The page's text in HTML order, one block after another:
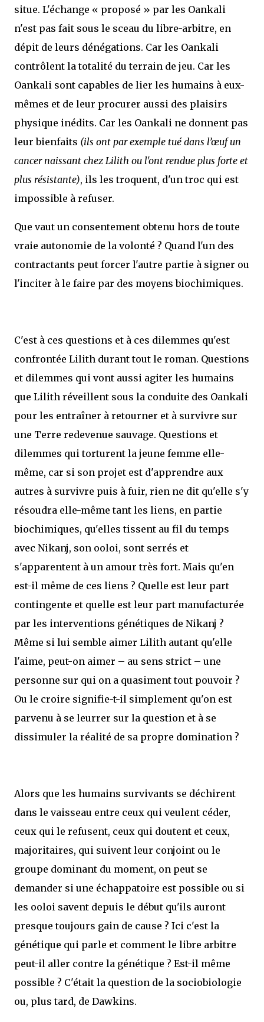
situe. L'échange « proposé » par les Oankali
n'est pas fait sous le sceau du libre-arbitre, en
dépit de leurs dénégations. Car les Oankali
contrôlent la totalité du terrain de jeu. Car les
Oankali sont capables de lier les humains à eux-
mêmes et de leur procurer aussi des plaisirs
physique inédits. Car les Oankali ne donnent pas
leur bienfaits (ils ont par exemple tué dans l’œuf un
cancer naissant chez Lilith ou l'ont rendue plus forte et
plus résistante), ils les troquent, d'un troc qui est
impossible à refuser.
Que vaut un consentement obtenu hors de toute
vraie autonomie de la volonté ? Quand l'un des
contractants peut forcer l'autre partie à signer ou
l'inciter à le faire par des moyens biochimiques.
C'est à ces questions et à ces dilemmes qu'est
confrontée Lilith durant tout le roman. Questions
et dilemmes qui vont aussi agiter les humains
que Lilith réveillent sous la conduite des Oankali
pour les entraîner à retourner et à survivre sur
une Terre redevenue sauvage. Questions et
dilemmes qui torturent la jeune femme elle-
même, car si son projet est d'apprendre aux
autres à survivre puis à fuir, rien ne dit qu'elle s'y
résoudra elle-même tant les liens, en partie
biochimiques, qu'elles tissent au fil du temps
avec Nikanj, son ooloi, sont serrés et
s'apparentent à un amour très fort. Mais qu'en
est-il même de ces liens ? Quelle est leur part
contingente et quelle est leur part manufacturée
par les interventions génétiques de Nikanj ?
Même si lui semble aimer Lilith autant qu'elle
l'aime, peut-on aimer – au sens strict – une
personne sur qui on a quasiment tout pouvoir ?
Ou le croire signifie-t-il simplement qu'on est
parvenu à se leurrer sur la question et à se
dissimuler la réalité de sa propre domination ?
Alors que les humains survivants se déchirent
dans le vaisseau entre ceux qui veulent céder,
ceux qui le refusent, ceux qui doutent et ceux,
majoritaires, qui suivent leur conjoint ou le
groupe dominant du moment, on peut se
demander si une échappatoire est possible ou si
les ooloi savent depuis le début qu'ils auront
presque toujours gain de cause ? Ici c'est la
génétique qui parle et comment le libre arbitre
peut-il aller contre la génétique ? Est-il même
possible ? C'était la question de la sociobiologie
ou, plus tard, de Dawkins.